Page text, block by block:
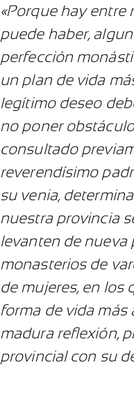
«Porque hay entre
puede haber,
perfección
un plan de vida
legítimo deseo
no poner
consultado
reverendísimo
su venia,
nuestra provincia
levanten de nueva
monasterios de
de mujeres, en los
forma de vida más
madura reflexión,
provincial con su